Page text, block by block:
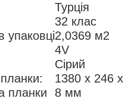
Турція
32 клас
2,0369 м2
4V
Сірий
1380 х 246
планки
8 мм